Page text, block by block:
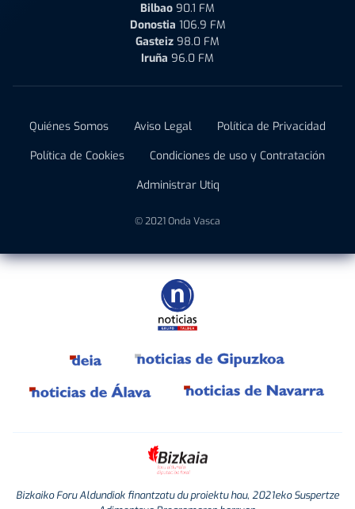
Bilbao 90.1 FM
Donostia 106.9 FM
Gasteiz 98.0 FM
Iruña 96.0 FM
Quiénes Somos Aviso Legal
Política de Privacidad
Política de Cookies
Condiciones de uso y Contratación
Administrar Utiq
© 2021 Onda Vasca
Bizkaiko Foru Aldundiak finantzatu du proiektu hau, 2021eko Suspertze